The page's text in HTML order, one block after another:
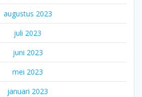
augustus 2023
juli 2023
juni 2023
mei 2023
januari 2023